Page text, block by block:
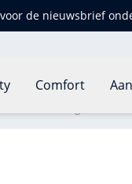
de nieuwsbrief
Comfort